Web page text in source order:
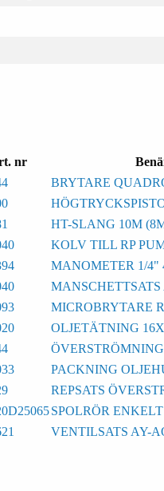
nr
BRYTARE
HT-SLANG 10M
KOLV TILL RP
MANOMETER 1/4"
MANSCHETTSATS
MICROBRYTARE
OLJETÄTNING
PACKNING
REPSATS
SPOLRÖR
VENTILSATS AY-